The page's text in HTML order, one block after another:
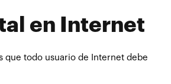
en Internet
que todo usuario de Internet debe